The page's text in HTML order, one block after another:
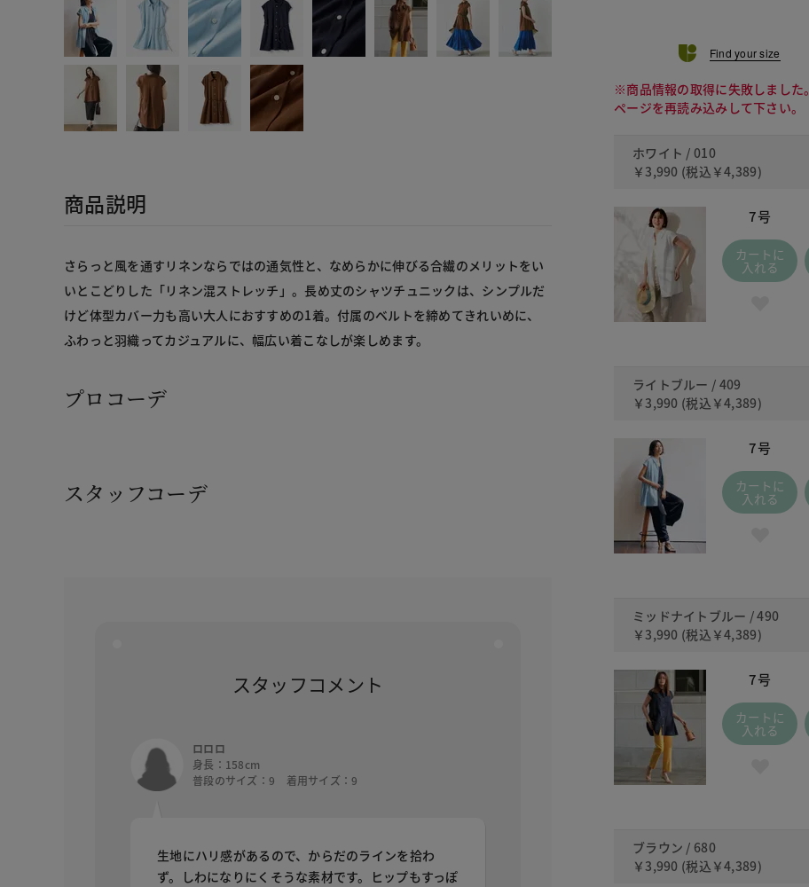
商品説明
さらっと風を通すリネンならではの通気性と、なめらかに伸びる合繊のメリットをい
いとこどりした「リネン混ストレッチ」。長め丈のシャツチュニックは、シンプルだ
けど体型カバー力も高い大人におすすめの1着。付属のベルトを締めてきれいめに、
ふわっと羽織ってカジュアルに、幅広い着こなしが楽しめます。
プロコーデ
スタッフコーデ
スタッフコメント
ロロロ
身長：158cm
普段のサイズ：9 着用サイズ：9
生地にハリ感があるので、からだのラインを拾わ
ず。しわになりにくそうな素材です。ヒップもすっぽ
Find your size
※商品情報の取得に失敗しました。
ページを再読み込みして下さい。
ホワイト / 010
￥3,990 (税込 ￥4,389)
7号
カートに
入れる
ライトブルー / 409
￥3,990 (税込 ￥4,389)
7号
カートに
入れる
ミッドナイトブルー / 490
￥3,990 (税込 ￥4,389)
7号
カートに
入れる
ブラウン / 680
￥3,990 (税込 ￥4,389)